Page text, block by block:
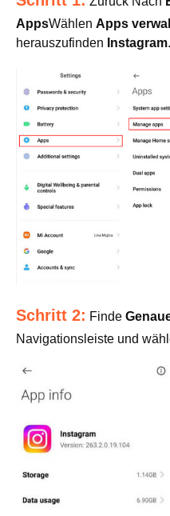
AppsWählen Apps
herauszufinden Instagram.
Schritt 2: Finde
Navigationsleiste und